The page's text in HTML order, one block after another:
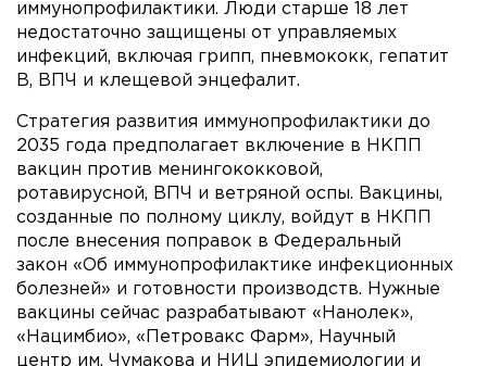
иммунопрофилактики. Люди старше 18 лет
недостаточно защищены от управляемых
инфекций, включая грипп, пневмококк, гепатит
В, ВПЧ и клещевой энцефалит.
Стратегия развития иммунопрофилактики до
2035 года предполагает включение в НКПП
вакцин против менингококковой,
ротавирусной, ВПЧ и ветряной оспы. Вакцины,
созданные по полному циклу, войдут в НКПП
после внесения поправок в Федеральный
закон «Об иммунопрофилактике инфекционных
болезней» и готовности производств. Нужные
вакцины сейчас разрабатывают «Нанолек»,
«Нацимбио», «Петровакс Фарм», Научный
центр им. Чумакова и НИЦ эпидемиологии и